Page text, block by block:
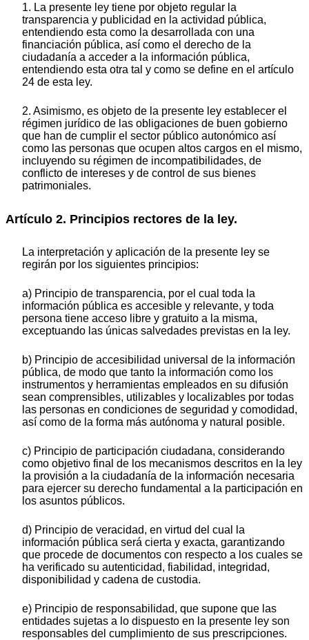
1. La presente ley tiene por objeto regular la
transparencia y publicidad en la actividad pública,
entendiendo esta como la desarrollada con una
financiación pública, así como el derecho de la
ciudadanía a acceder a la información pública,
entendiendo esta otra tal y como se define en el artículo
24 de esta ley.
2. Asimismo, es objeto de la presente ley establecer el
régimen jurídico de las obligaciones de buen gobierno
que han de cumplir el sector público autonómico así
como las personas que ocupen altos cargos en el mismo,
incluyendo su régimen de incompatibilidades, de
conflicto de intereses y de control de sus bienes
patrimoniales.
Artículo 2. Principios rectores de la ley.
La interpretación y aplicación de la presente ley se
regirán por los siguientes principios:
a) Principio de transparencia, por el cual toda la
información pública es accesible y relevante, y toda
persona tiene acceso libre y gratuito a la misma,
exceptuando las únicas salvedades previstas en la ley.
b) Principio de accesibilidad universal de la información
pública, de modo que tanto la información como los
instrumentos y herramientas empleados en su difusión
sean comprensibles, utilizables y localizables por todas
las personas en condiciones de seguridad y comodidad,
así como de la forma más autónoma y natural posible.
c) Principio de participación ciudadana, considerando
como objetivo final de los mecanismos descritos en la ley
la provisión a la ciudadanía de la información necesaria
para ejercer su derecho fundamental a la participación en
los asuntos públicos.
d) Principio de veracidad, en virtud del cual la
información pública será cierta y exacta, garantizando
que procede de documentos con respecto a los cuales se
ha verificado su autenticidad, fiabilidad, integridad,
disponibilidad y cadena de custodia.
e) Principio de responsabilidad, que supone que las
entidades sujetas a lo dispuesto en la presente ley son
responsables del cumplimiento de sus prescripciones.